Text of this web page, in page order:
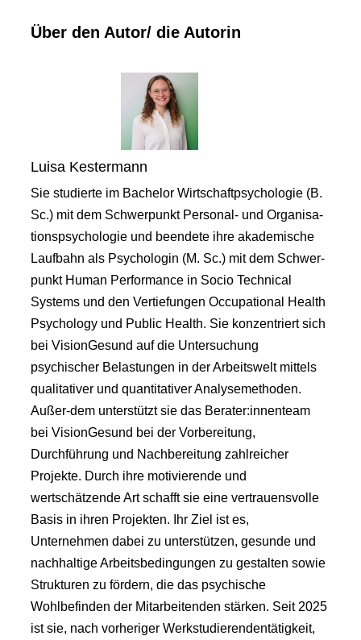
Über den Autor/ die Autorin
Luisa Kestermann
Sie studierte im Bachelor Wirtschaftpsychologie (B.
Sc.) mit dem Schwerpunkt Personal- und Organisa-
tionspsychologie und beendete ihre akademische
Laufbahn als Psychologin (M. Sc.) mit dem Schwer-
punkt Human Performance in Socio Technical
Systems und den Vertiefungen Occupational Health
Psychology und Public Health. Sie konzentriert sich
bei VisionGesund auf die Untersuchung
psychischer Belastungen in der Arbeitswelt mittels
qualitativer und quantitativer Analysemethoden.
Außer-dem unterstützt sie das Berater:innenteam
bei VisionGesund bei der Vorbereitung,
Durchführung und Nachbereitung zahlreicher
Projekte. Durch ihre motivierende und
wertschätzende Art schafft sie eine vertrauensvolle
Basis in ihren Projekten. Ihr Ziel ist es,
Unternehmen dabei zu unterstützen, gesunde und
nachhaltige Arbeitsbedingungen zu gestalten sowie
Strukturen zu fördern, die das psychische
Wohlbefinden der Mitarbeitenden stärken. Seit 2025
ist sie, nach vorheriger Werkstudierendentätigkeit,